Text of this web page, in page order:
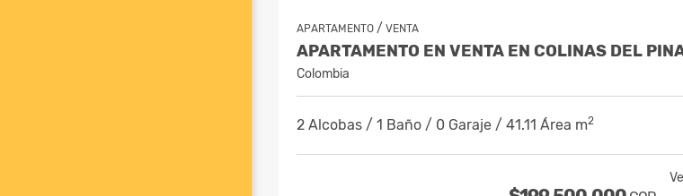
APARTAMENTO / VENTA
Colombia
2 Alcobas / 1 Baño / 0 Garaje / 41.11 Área m2